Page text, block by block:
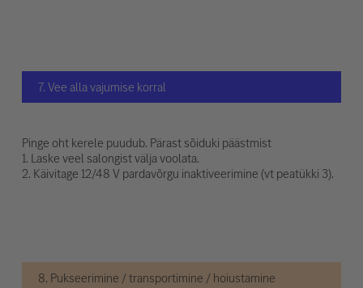
7. Vee alla vajumise korral
Pinge oht kerele puudub. Pärast sõiduki päästmist
1. Laske veel salongist välja voolata.
2. Käivitage 12/48 V pardavõrgu inaktiveerimine (vt peatükki 3).
8. Pukseerimine / transportimine / hoiustamine